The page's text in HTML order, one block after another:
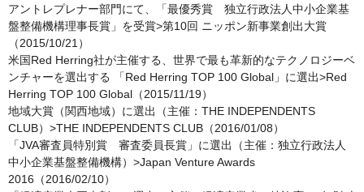
アントレプレナー部門にて、「最優秀賞　独立行政法人中小企業基
盤整備機構理事長賞」を受賞>第10回 ニッポン新事業創出大賞
（2015/10/21）
米国Red Herring社が主催する、世界で最も革新的なテクノロジーベ
ンチャーを選出する 「Red Herring TOP 100 Global」に選出>Red
Herring TOP 100 Global（2015/11/19）
地域大賞（関西地域）に選出（主催：THE INDEPENDENTS
CLUB）>THE INDEPENDENTS CLUB（2016/01/08）
「JVA審査員特別賞　審査委員長賞」に選出（主催：独立行政法人
中小企業基盤整備機構）>Japan Venture Awards
2016（2016/02/10）